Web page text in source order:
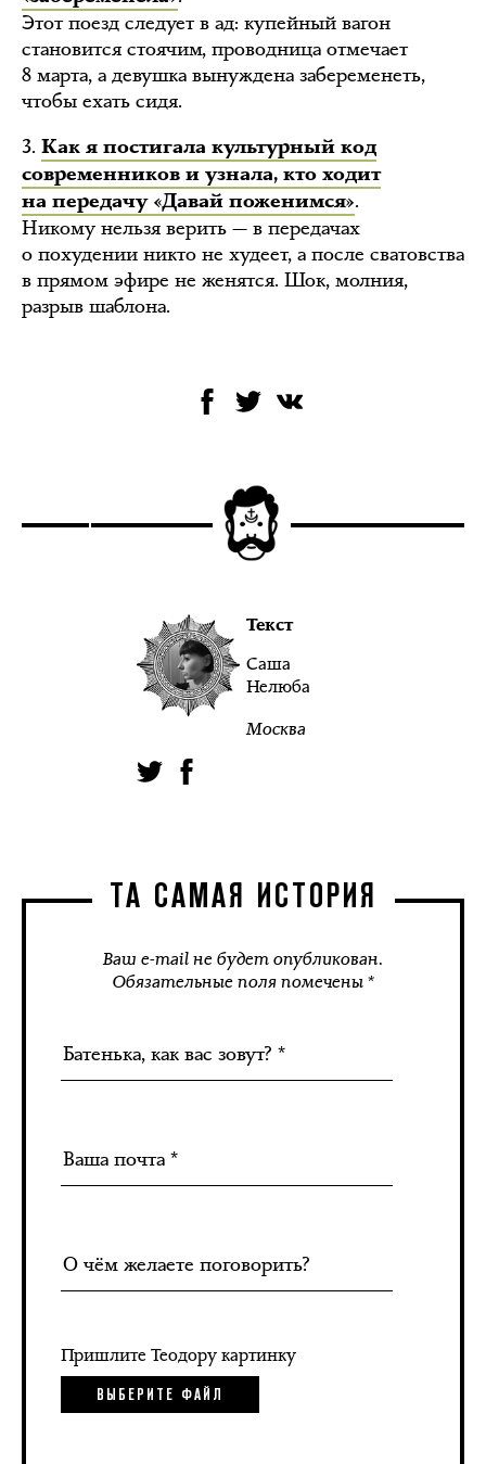
Этот поезд следует в ад: купейный вагон
становится стоячим, проводница отмечает
8 марта, а девушка вынуждена забеременеть,
чтобы ехать сидя.
3. Как я постигала культурный код
современников и узнала, кто ходит
на передачу «Давай поженимся».
Никому нельзя верить — в передачах
о похудении никто не худеет, а после сватовства
в прямом эфире не женятся. Шок, молния,
разрыв шаблона.
Текст
Саша
Нелюба
Москва
ТА САМАЯ ИСТОРИЯ
Ваш e-mail не будет опубликован.
Обязательные поля помечены *
Пришлите Теодору картинку
ВЫБЕРИТЕ ФАЙЛ